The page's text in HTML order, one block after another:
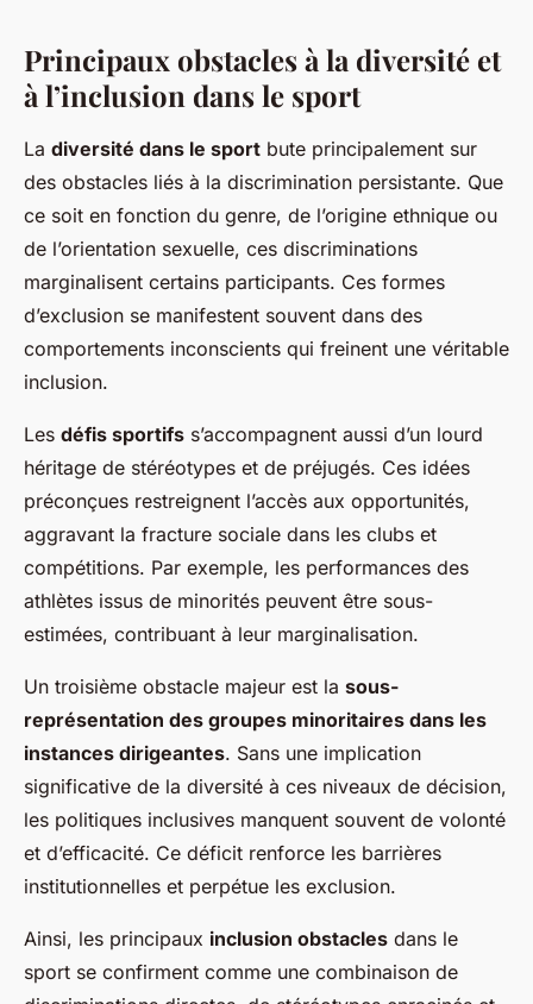
Principaux obstacles à la diversité et
à l’inclusion dans le sport
La diversité dans le sport bute principalement sur
des obstacles liés à la discrimination persistante. Que
ce soit en fonction du genre, de l’origine ethnique ou
de l’orientation sexuelle, ces discriminations
marginalisent certains participants. Ces formes
d’exclusion se manifestent souvent dans des
comportements inconscients qui freinent une véritable
inclusion.
Les défis sportifs s’accompagnent aussi d’un lourd
héritage de stéréotypes et de préjugés. Ces idées
préconçues restreignent l’accès aux opportunités,
aggravant la fracture sociale dans les clubs et
compétitions. Par exemple, les performances des
athlètes issus de minorités peuvent être sous-
estimées, contribuant à leur marginalisation.
Un troisième obstacle majeur est la sous-
représentation des groupes minoritaires dans les
instances dirigeantes. Sans une implication
significative de la diversité à ces niveaux de décision,
les politiques inclusives manquent souvent de volonté
et d’efficacité. Ce déficit renforce les barrières
institutionnelles et perpétue les exclusion.
Ainsi, les principaux inclusion obstacles dans le
sport se confirment comme une combinaison de